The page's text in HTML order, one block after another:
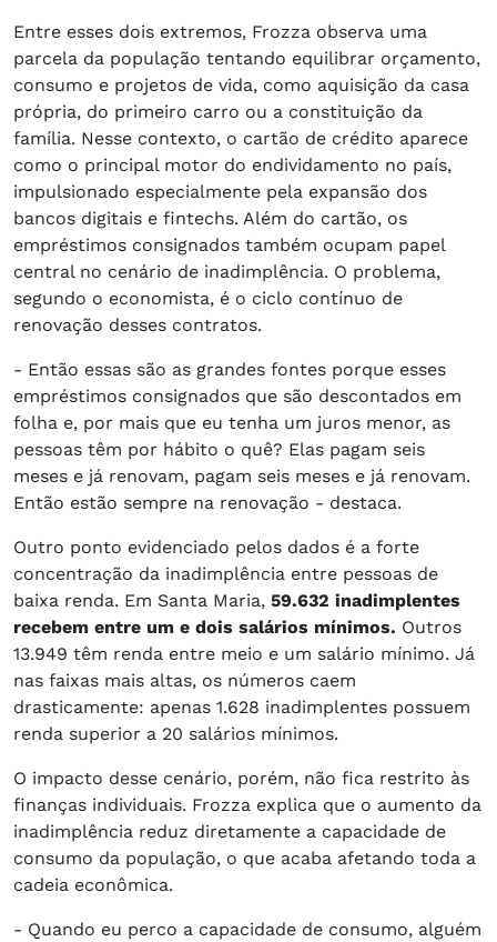
Entre esses dois extremos, Frozza observa uma
parcela da população tentando equilibrar orçamento,
consumo e projetos de vida, como aquisição da casa
própria, do primeiro carro ou a constituição da
família. Nesse contexto, o cartão de crédito aparece
como o principal motor do endividamento no país,
impulsionado especialmente pela expansão dos
bancos digitais e fintechs. Além do cartão, os
empréstimos consignados também ocupam papel
central no cenário de inadimplência. O problema,
segundo o economista, é o ciclo contínuo de
renovação desses contratos.
- Então essas são as grandes fontes porque esses
empréstimos consignados que são descontados em
folha e, por mais que eu tenha um juros menor, as
pessoas têm por hábito o quê? Elas pagam seis
meses e já renovam, pagam seis meses e já renovam.
Então estão sempre na renovação - destaca.
Outro ponto evidenciado pelos dados é a forte
concentração da inadimplência entre pessoas de
baixa renda. Em Santa Maria, 59.632 inadimplentes
recebem entre um e dois salários mínimos. Outros
13.949 têm renda entre meio e um salário mínimo. Já
nas faixas mais altas, os números caem
drasticamente: apenas 1.628 inadimplentes possuem
renda superior a 20 salários mínimos.
O impacto desse cenário, porém, não fica restrito às
finanças individuais. Frozza explica que o aumento da
inadimplência reduz diretamente a capacidade de
consumo da população, o que acaba afetando toda a
cadeia econômica.
- Quando eu perco a capacidade de consumo, alguém